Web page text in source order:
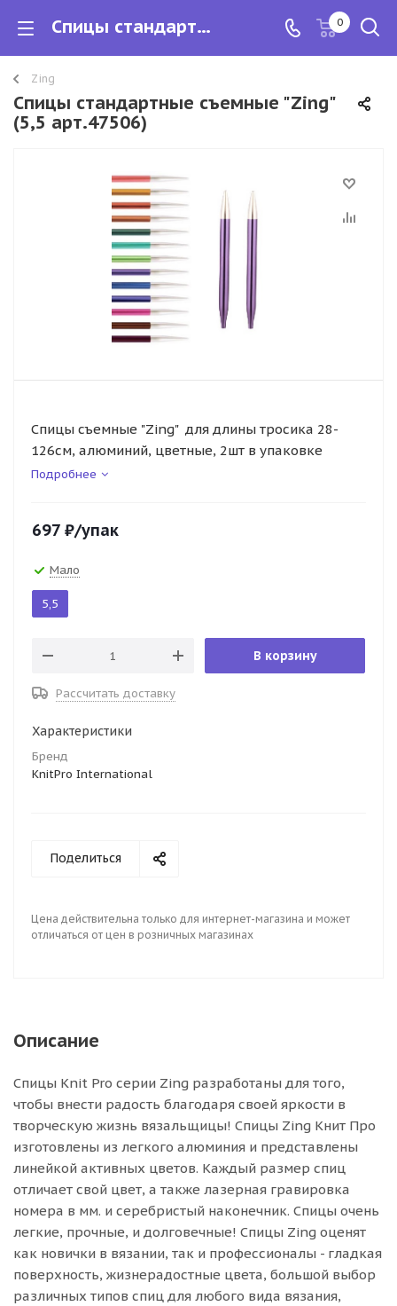
Спицы стандартные съемные "Zing" 0
Zing
Спицы стандартные съемные "Zing"
(5,5 арт.47506)
Спицы съемные "Zing" для длины тросика 28-
126см, алюминий, цветные, 2шт в упаковке
Подробнее
697 ₽/упак
Мало
5,5
В корзину
Рассчитать доставку
Характеристики
Бренд
KnitPro International
Поделиться
Цена действительна только для интернет-магазина и может
отличаться от цен в розничных магазинах
Описание
Спицы Knit Pro серии Zing разработаны для того,
чтобы внести радость благодаря своей яркости в
творческую жизнь вязальщицы! Спицы Zing Книт Про
изготовлены из легкого алюминия и представлены
линейкой активных цветов. Каждый размер спиц
отличает свой цвет, а также лазерная гравировка
номера в мм. и серебристый наконечник. Спицы очень
легкие, прочные, и долговечные! Спицы Zing оценят
как новички в вязании, так и профессионалы - гладкая
поверхность, жизнерадостные цвета, большой выбор
различных типов спиц для любого вида вязания,